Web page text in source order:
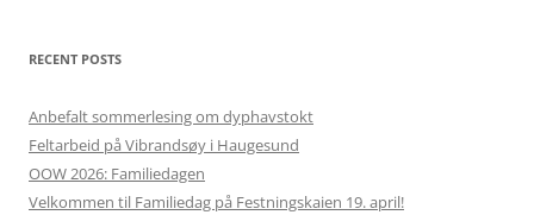
RECENT POSTS
Anbefalt sommerlesing om dyphavstokt
Feltarbeid på Vibrandsøy i Haugesund
OOW 2026: Familiedagen
Velkommen til Familiedag på Festningskaien 19. april!